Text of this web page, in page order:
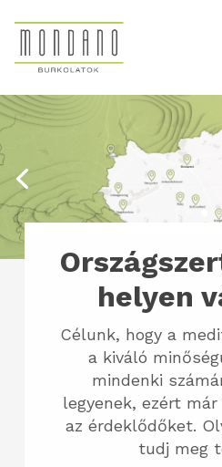
helyen
Célunk, hogy a
a kiváló
mindenki
legyenek, ezért már
az érdeklődőket.
tudj meg